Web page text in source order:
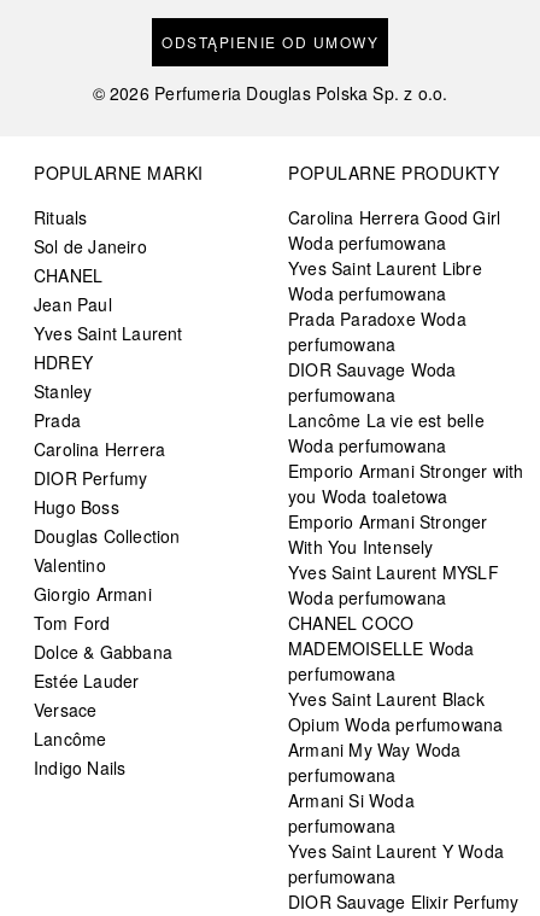
ODSTĄPIENIE OD UMOWY
©2026 Perfumeria Douglas Polska Sp. z o.o.
POPULARNE MARKI
Rituals
Sol de Janeiro
CHANEL
Jean Paul
Yves Saint Laurent
HDREY
Stanley
Prada
Carolina Herrera
DIOR Perfumy
Hugo Boss
Douglas Collection
Valentino
Giorgio Armani
Tom Ford
Dolce & Gabbana
Estée Lauder
Versace
Lancôme
Indigo Nails
POPULARNE PRODUKTY
Carolina Herrera Good Girl
Woda perfumowana
Yves Saint Laurent Libre
Woda perfumowana
Prada Paradoxe Woda
perfumowana
DIOR Sauvage Woda
perfumowana
Lancôme La vie est belle
Woda perfumowana
Emporio Armani Stronger with
you Woda toaletowa
Emporio Armani Stronger
With You Intensely
Yves Saint Laurent MYSLF
Woda perfumowana
CHANEL COCO
MADEMOISELLE Woda
perfumowana
Yves Saint Laurent Black
Opium Woda perfumowana
Armani My Way Woda
perfumowana
Armani Si Woda
perfumowana
Yves Saint Laurent Y Woda
perfumowana
DIOR Sauvage Elixir Perfumy